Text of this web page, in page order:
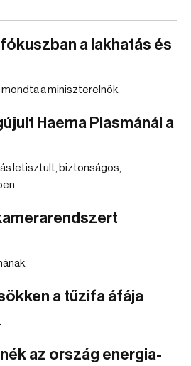
a lakhatás és
a miniszterelnök.
Haema Plasmánál a
letisztult, biztonságos,
a tűzifa áfája
az ország energia-